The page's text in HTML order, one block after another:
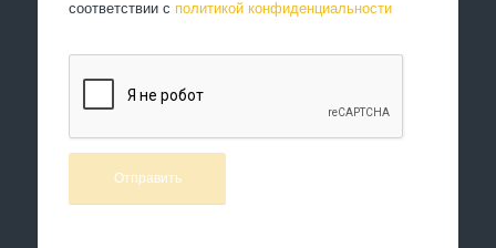
соответствии с политикой конфиденциальности